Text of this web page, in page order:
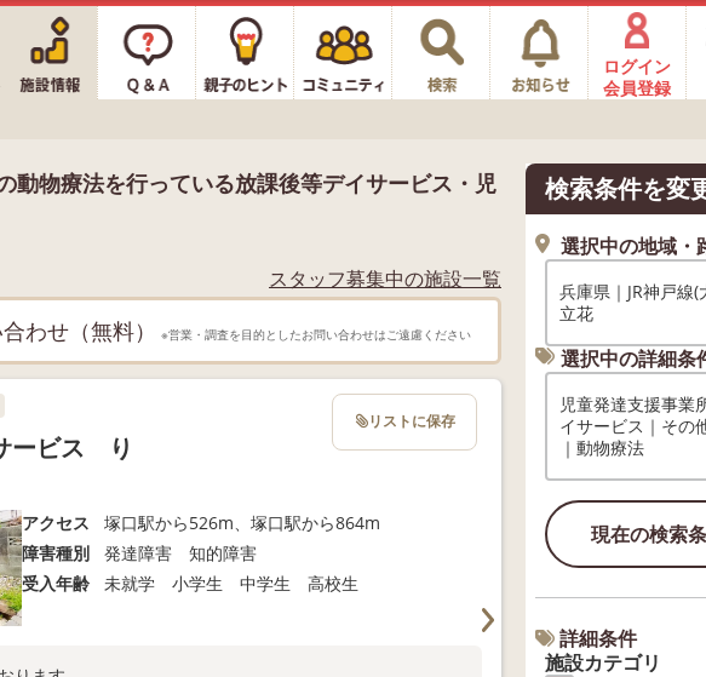
ログイン
会員登録
動物療法を行っている放課後等デイサービス・児
スタッフ募集中の施設一覧
わせ（無料） ※営業・調査を目的としたお問い合わせはご遠慮ください
ービス り
アクセス
塚口駅から526m、塚口駅から864m
障害種別
発達障害 知的障害
受入年齢
未就学 小学生 中学生 高校生
リストに保存
検索条件を変
選択中の地域・
兵庫県｜JR神戸線
立花
選択中の詳細条
児童発達支援事業
イサービス｜その
｜動物療法
現在の検索
詳細条件
施設カテゴリ